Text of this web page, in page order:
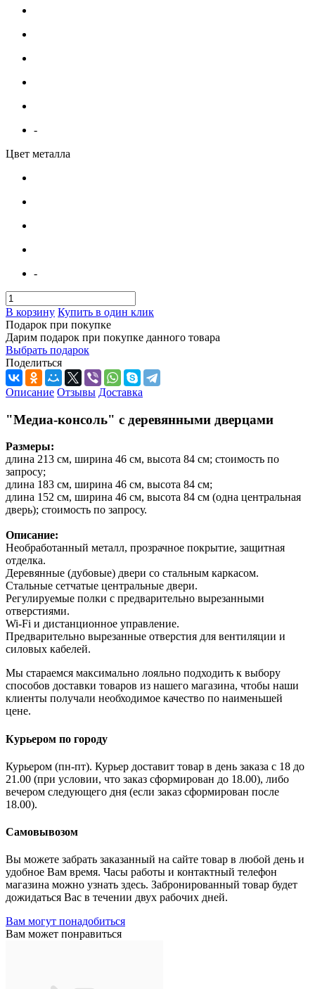
-
Цвет металла
-
В корзину Купить в один клик
Подарок при покупке
Дарим подарок при покупке данного товара
Выбрать подарок
Поделиться
Описание Отзывы Доставка
"Медиа-консоль" с деревянными дверцами
Размеры:
длина 213 см, ширина 46 см, высота 84 см; стоимость по
запросу;
длина 183 см, ширина 46 см, высота 84 см;
длина 152 см, ширина 46 см, высота 84 см (одна центральная
дверь); стоимость по запросу.
Описание:
Необработанный металл, прозрачное покрытие, защитная
отделка.
Деревянные (дубовые) двери со стальным каркасом.
Стальные сетчатые центральные двери.
Регулируемые полки с предварительно вырезанными
отверстиями.
Wi-Fi и дистанционное управление.
Предварительно вырезанные отверстия для вентиляции и
силовых кабелей.
Мы стараемся максимально лояльно подходить к выбору
способов доставки товаров из нашего магазина, чтобы наши
клиенты получали необходимое качество по наименьшей
цене.
Курьером по городу
Курьером (пн-пт). Курьер доставит товар в день заказа с 18 до
21.00 (при условии, что заказ сформирован до 18.00), либо
вечером следующего дня (если заказ сформирован после
18.00).
Самовывозом
Вы можете забрать заказанный на сайте товар в любой день и
удобное Вам время. Часы работы и контактный телефон
магазина можно узнать здесь. Забронированный товар будет
дожидаться Вас в течении двух рабочих дней.
Вам могут понадобиться
Вам может понравиться